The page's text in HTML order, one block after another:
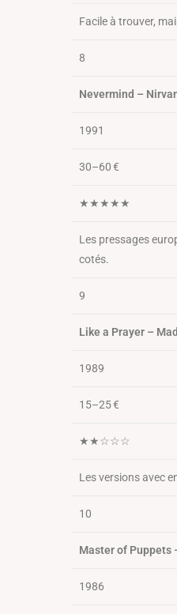
Facile à trouver,
8
Nevermind –
1991
30–60 €
★★★★★
Les pressages
cotés.
9
Like a Prayer –
1989
15–25 €
★★☆☆☆
Les versions avec
10
Master of Puppets
1986